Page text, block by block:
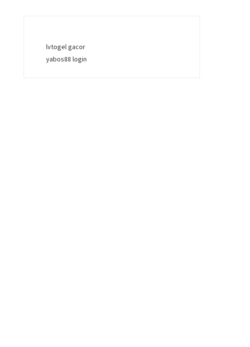
lvtogel gacor
yabos88 login